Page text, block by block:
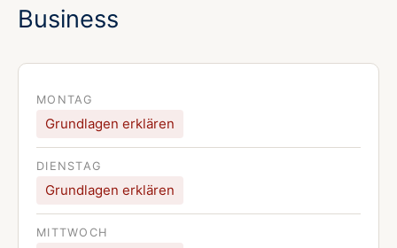
Business
MONTAG
Grundlagen erklären
DIENSTAG
Grundlagen erklären
MITTWOCH